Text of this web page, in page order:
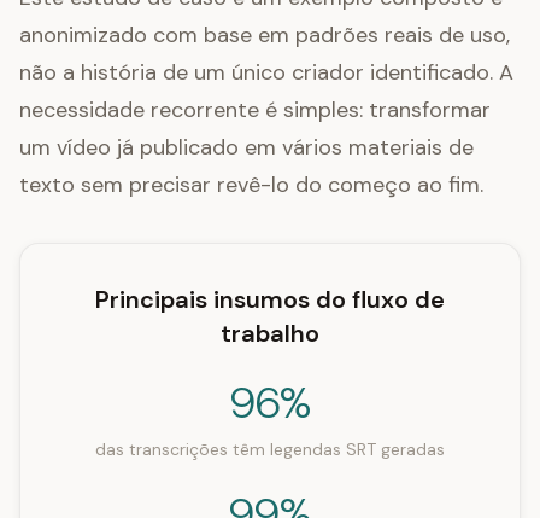
anonimizado com base em padrões reais de uso,
não a história de um único criador identificado. A
necessidade recorrente é simples: transformar
um vídeo já publicado em vários materiais de
texto sem precisar revê-lo do começo ao fim.
Principais insumos do fluxo de
trabalho
96%
das transcrições têm legendas SRT geradas